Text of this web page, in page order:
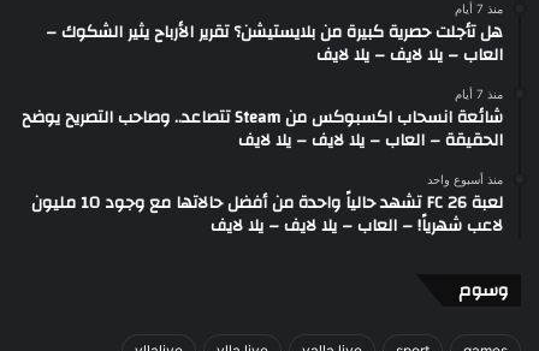
منذ 7 أيام
هل تأجلت حصرية كبيرة من بلايستيشن؟ تقرير الأرباح يثير الشكوك –
العاب – يلا لايف – يلا لايف
منذ 7 أيام
شائعة انسحاب اكسبوكس من Steam تتصاعد.. وصاحب التصريح يوضح
الحقيقة – العاب – يلا لايف – يلا لايف
منذ أسبوع واحد
لعبة FC 26 تشهد حالياً واحدة من أفضل حالاتها مع وجود 10 مليون
لاعب شهرياً! – العاب – يلا لايف – يلا لايف
وسوم